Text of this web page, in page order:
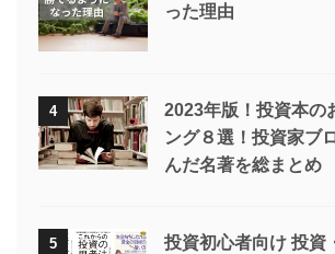
った理由
4
2023年版！投資本の
ング８選！投資家ブ
んだ名著を総まとめ
5
投資初心者向け 投資